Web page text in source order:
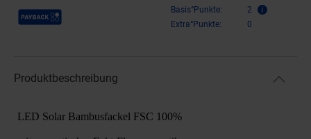
Payback Punkte Basis°Punkte:
2
Extra°Punkte:
0
Produktbeschreibung
LED Solar Bambusfackel FSC 100%